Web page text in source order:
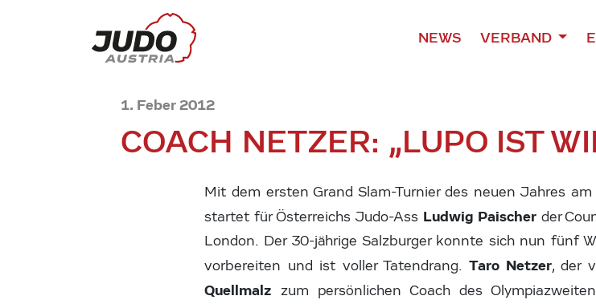
NEWS VERBAND
1. Feber 2012
COACH NETZER: „LUPO IST
Mit dem ersten Grand Slam-Turnier des neuen Jahres
startet für Österreichs Judo-Ass Ludwig Paischerder
London. Der 30-jährige Salzburger konnte sich nun fünf
vorbereiten und ist voller Tatendrang. Taro Netzer, der
Quellmalz zum persönlichen Coach des